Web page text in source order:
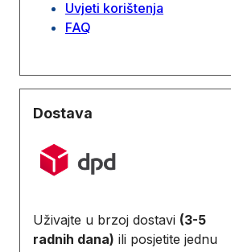
Uvjeti korištenja
FAQ
Dostava
Uživajte u brzoj dostavi (3-5
radnih dana) ili posjetite jednu